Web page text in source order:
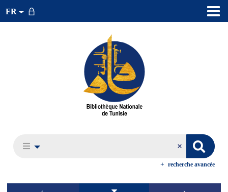
FR
recherche avancée